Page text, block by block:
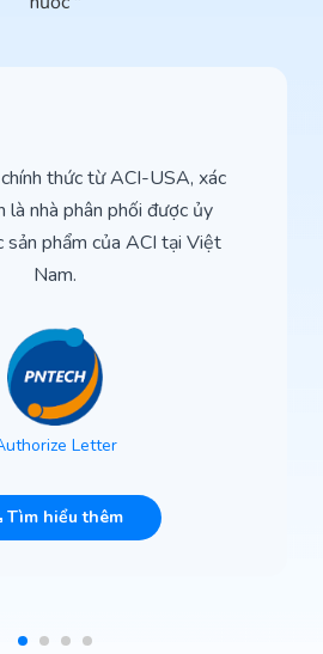
thức từ ACI-USA, xác
là nhà phân phối được ủy
sản phẩm của ACI tại Việt
Nam.
Letter
Tìm hiểu thêm